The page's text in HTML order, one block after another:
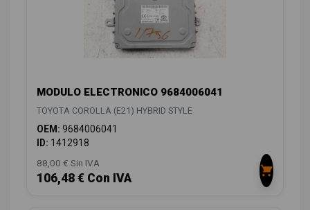
MODULO ELECTRONICO 9684006041
TOYOTA COROLLA (E21) HYBRID STYLE
OEM: 9684006041
ID: 1412918
88,00 € Sin IVA
106,48 € Con IVA